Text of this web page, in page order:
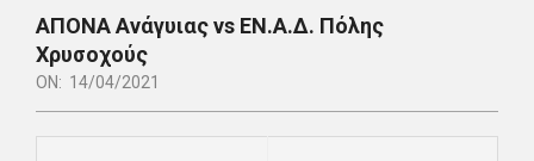
Navigation
Menu
ΑΠΟΝΑ Ανάγυιας vs ΕΝ.Α.Δ. Πόλης
Χρυσοχούς
ON: 14/04/2021